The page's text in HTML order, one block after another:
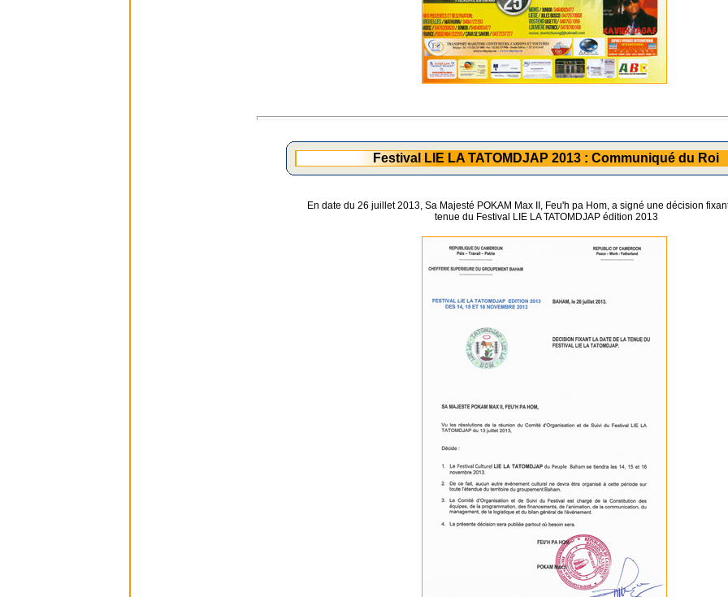
Festival LIE LA TATOMDJAP 2013 : Communiqué du Roi
En date du 26 juillet 2013, Sa Majesté POKAM Max II, Feu'h pa Hom, a signé une décision
tenue du Festival LIE LA TATOMDJAP édition 2013